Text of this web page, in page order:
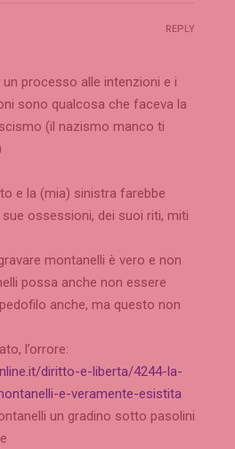
processo alle intenzioni e i
sono qualcosa che faceva la
(il nazismo manco ti
e la (mia) sinistra farebbe
ossessioni, dei suoi riti, miti
montanelli è vero e non
possa anche non essere
anche, ma questo non
l’orrore:
diritto-e-liberta/4244-la-
e-veramente-esistita
un gradino sotto pasolini
REPLY